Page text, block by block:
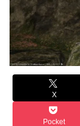
X
Pocket